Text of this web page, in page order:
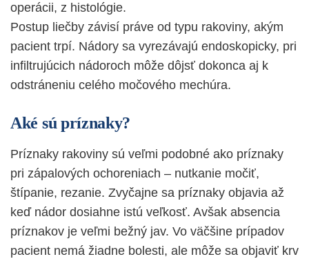
operácii, z histológie.
Postup liečby závisí práve od typu rakoviny, akým
pacient trpí. Nádory sa vyrezávajú endoskopicky, pri
infiltrujúcich nádoroch môže dôjsť dokonca aj k
odstráneniu celého močového mechúra.
Aké sú príznaky?
Príznaky rakoviny sú veľmi podobné ako príznaky
pri zápalových ochoreniach – nutkanie močiť,
štípanie, rezanie. Zvyčajne sa príznaky objavia až
keď nádor dosiahne istú veľkosť. Avšak absencia
príznakov je veľmi bežný jav. Vo väčšine prípadov
pacient nemá žiadne bolesti, ale môže sa objaviť krv